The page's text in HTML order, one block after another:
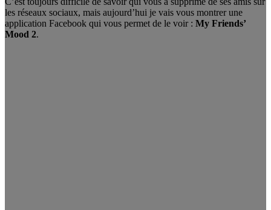
les réseaux sociaux, mais aujourd’hui je vais vous montrer une
application Facebook qui vous permet de le voir : My Friends’
Mood 2.